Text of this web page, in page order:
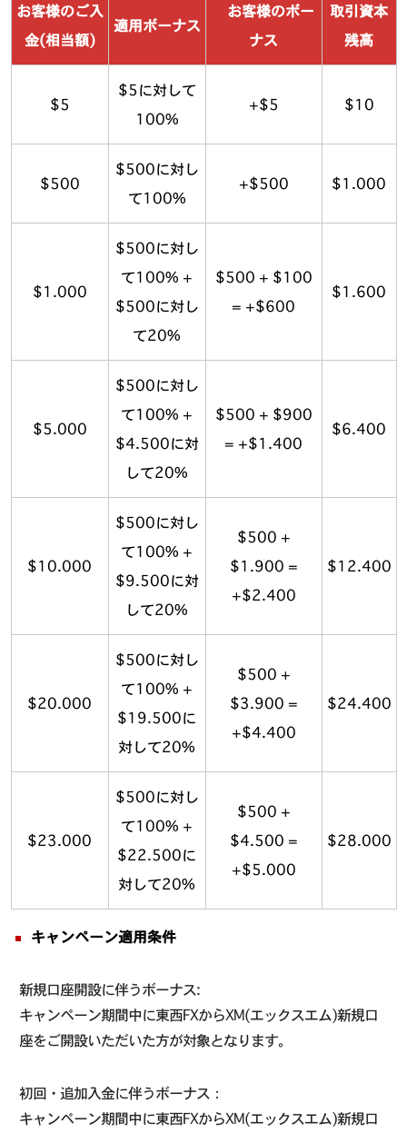
お客様のご入
金(相当額)
適用ボーナス
お客様のボー
ナス
取引資本
残高
$5
$5に対して
100%
+$5 $10
$500
$500に対し
て100%
+$500 $1.000
$1.000
$500に対し
て100% +
$500に対し
て20%
$500 + $100
= +$600
$1.600
$5.000
$500に対し
て100% +
$4.500に対
して20%
$500 + $900
= +$1.400
$6.400
$10.000
$500に対し
て100% +
$9.500に対
して20%
$500 +
$1.900 =
+$2.400
$12.400
$20.000
$500に対し
て100% +
$19.500に
対して20%
$500 +
$3.900 =
+$4.400
$24.400
$23.000
$500に対し
て100% +
$22.500に
対して20%
$500 +
$4.500 =
+$5.000
$28.000
キャンペーン適用条件
新規口座開設に伴うボーナス:
キャンペーン期間中に東西FXからXM(エックスエム)新規口
座をご開設いただいた方が対象となります。
初回・追加入金に伴うボーナス：
キャンペーン期間中に東西FXからXM(エックスエム)新規口